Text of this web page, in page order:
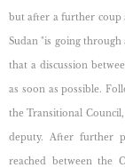
but after a further coup
Sudan "is going
that a discussion
as soon as possible.
the Transitional
deputy. After further
reached between the